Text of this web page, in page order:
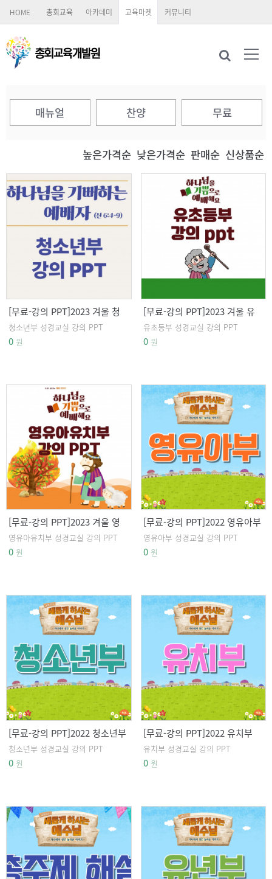
HOME 총회교육 아카데미 교육마켓 커뮤니티
매뉴얼 찬양 무료
높은가격순 낮은가격순 판매순 신상품순
[무료-강의 PPT]2023 겨울 청
소년부 성경교실 강의 PPT
청소년부 성경교실 강의 PPT
0 원
[무료-강의 PPT]2023 겨울 유
초등부 성경교실 강의 PPT
유초등부 성경교실 강의 PPT
0 원
[무료-강의 PPT]2023 겨울 영
유아유치부 성경교실 강의 PPT
영유아유치부 성경교실 강의 PPT
0 원
[무료-강의 PPT]2022 영유아부
성경교실 강의 PPT
영유아부 성경교실 강의 PPT
0 원
[무료-강의 PPT]2022 청소년부
성경교실 강의 PPT
청소년부 성경교실 강의 PPT
0 원
[무료-강의 PPT]2022 유치부
성경교실 강의 PPT
유치부 성경교실 강의 PPT
0 원